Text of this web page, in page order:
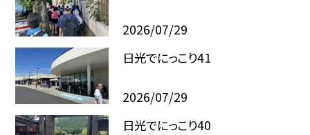
2026/07/29
日光でにっこり41
2026/07/29
日光でにっこり40